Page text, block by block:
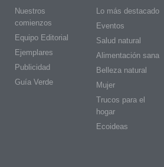
Nuestros
comienzos
Equipo Editorial
Ejemplares
Publicidad
Guía Verde
Lo más destacado
Eventos
Salud natural
Alimentación sana
Belleza natural
Mujer
Trucos para el
hogar
Ecoideas